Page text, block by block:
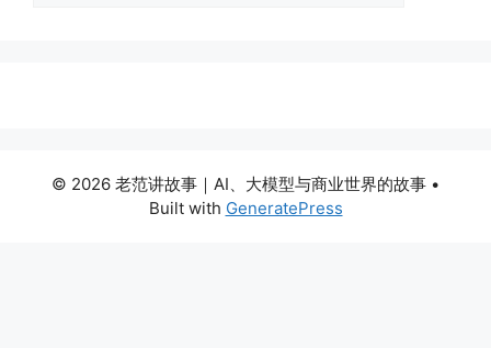
© 2026 老范讲故事｜AI、大模型与商业世界的故事 •
Built with GeneratePress